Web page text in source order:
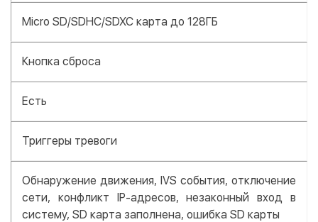
Micro SD/SDHC/SDXC карта до 128ГБ
Кнопка сброса
Есть
Триггеры тревоги
Обнаружение движения, IVS события, отключение
сети, конфликт IP-адресов, незаконный вход в
систему, SD карта заполнена, ошибка SD карты